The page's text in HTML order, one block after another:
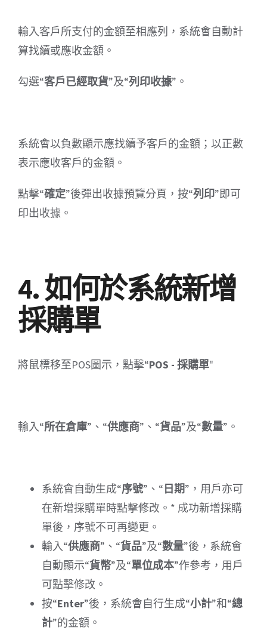
輸入客戶所支付的金額至相應列，系統會自動計
算找續或應收金額。
勾選“客戶已經取貨”及“列印收據”。
系統會以負數顯示應找續予客戶的金額；以正數
表示應收客戶的金額。
點擊“確定”後彈出收據預覽分頁，按“列印”即可
印出收據。
4. 如何於系統新增
採購單
將鼠標移至POS圖示，點擊“POS - 採購單"
輸入“所在倉庫”、“供應商”、“貨品”及“數量”。
系統會自動生成“序號”、“ 日期”，用戶亦可
在新增採購單時點擊修改。* 成功新增採購
單後，序號不可再變更。
輸入“供應商”、“貨品”及“數量”後，系統會
自動顯示“貨幣”及“單位成本”作參考，用戶
可點擊修改。
按“Enter”後，系統會自行生成“小計”和“總
計”的金額。